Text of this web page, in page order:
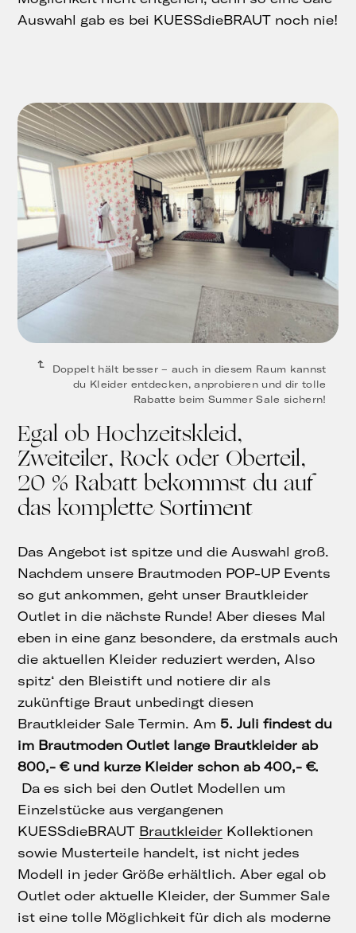
Auswahl gab es bei KUESSdieBRAUT noch nie!
Doppelt hält besser – auch in diesem Raum kannst
du Kleider entdecken, anprobieren und dir tolle
Rabatte beim Summer Sale sichern!
Egal ob Hochzeitskleid,
Zweiteiler, Rock oder Oberteil,
20 % Rabatt bekommst du auf
das komplette Sortiment
Das Angebot ist spitze und die Auswahl groß.
Nachdem unsere Brautmoden POP-UP Events
so gut ankommen, geht unser Brautkleider
Outlet in die nächste Runde! Aber dieses Mal
eben in eine ganz besondere, da erstmals auch
die aktuellen Kleider reduziert werden, Also
spitz‘ den Bleistift und notiere dir als
zukünftige Braut unbedingt diesen
Brautkleider Sale Termin. Am 5. Juli findest du
im Brautmoden Outlet lange Brautkleider ab
800,- € und kurze Kleider schon ab 400,- €.
Da es sich bei den Outlet Modellen um
Einzelstücke aus vergangenen
KUESSdieBRAUT Brautkleider Kollektionen
sowie Musterteile handelt, ist nicht jedes
Modell in jeder Größe erhältlich. Aber egal ob
Outlet oder aktuelle Kleider, der Summer Sale
ist eine tolle Möglichkeit für dich als moderne